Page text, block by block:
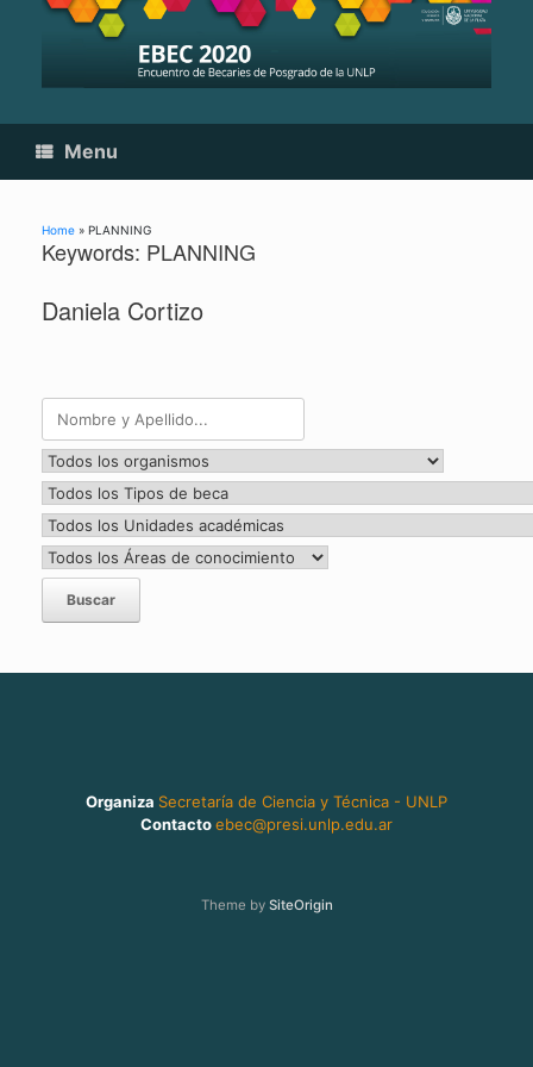
Menu
Home » PLANNING
Keywords: PLANNING
Daniela Cortizo
Organiza Secretaría de Ciencia y Técnica - UNLP
Contactoebec@presi.unlp.edu.ar
Theme by SiteOrigin